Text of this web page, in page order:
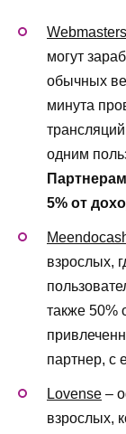
могут
обычных
минута
одним
5% от
взрослых,
также 50%
партнер, с
Lovense –
взрослых,